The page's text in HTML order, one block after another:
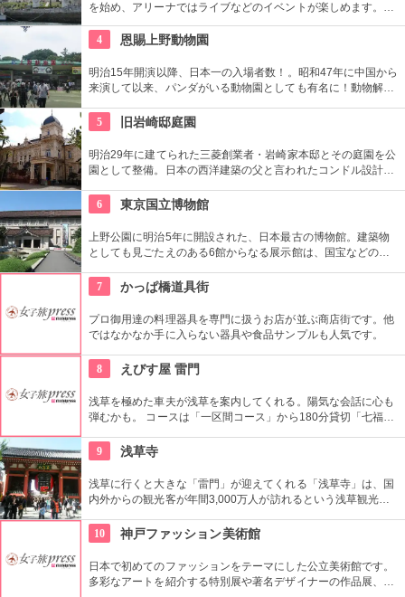
を始め、アリーナではライブなどのイベントが楽しめます。も
ともとは船の修繕用に建設されたドックで今では国の重要文化
財に指定されています。
4 恩賜上野動物園
明治15年開演以降、日本一の入場者数！。昭和47年に中国から
来演して以来、パンダがいる動物園としても有名に！動物解説
5
旧岩崎邸庭園
明治29年に建てられた三菱創業者・岩崎家本邸とその庭園を公
園として整備。日本の西洋建築の父と言われたコンドル設計の
文化財にもなっている。
6 東京国立博物館
上野公園に明治5年に開設された、日本最古の博物館。建築物
としても見ごたえのある6館からなる展示館は、国宝などの歴
す。オリジナルグッズを販売するミュージアムショップや食事
もできるカフェなども併設されています。
7 かっぱ橋道具街
プロ御用達の料理器具を専門に扱うお店が並ぶ商店街です。他
ではなかなか手に入らない器具や食品サンプルも人気です。
8 えびす屋 雷門
浅草を極めた車夫が浅草を案内してくれる。陽気な会話に心も
弾むかも。 コースは「一区間コース」から180分貸切「七福神
好評だとか。
9 浅草寺
浅草に行くと大きな「雷門」が迎えてくれる「浅草寺」は、国
内外からの観光客が年間3,000万人が訪れるという浅草観光一
都内最古の名刹です。
10 神戸ファッション美術館
日本で初めてのファッションをテーマにした公立美術館です。
多彩なアートを紹介する特別展や著名デザイナーの作品展、ラ